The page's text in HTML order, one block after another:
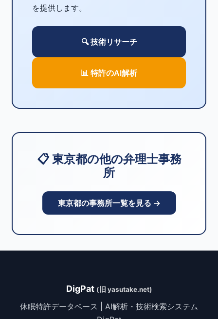
を提供します。
🔍 技術リサーチ
📊 特許のAI解析
📋 東京都の他の弁理士事務
所
東京都の事務所一覧を見る →
DigPat (旧 yasutake.net)
休眠特許データベース | AI解析・技術検索システム